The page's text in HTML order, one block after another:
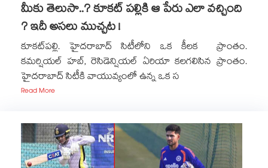
మీకు తెలుసా..? కూకట్ పల్లికి ఆ పేరు ఎలా వచ్చింది
? ఇదీ అసలు ముచ్చట !
కూకట్‌పల్లి. హైదరాబాద్ సిటీలోని ఒక కీలక ప్రాంతం.
కమర్షియల్ హబ్, రెసిడెన్షియల్ ఏరియా కలగలిసిన ప్రాంతం.
హైదరాబాద్ సిటీకి వాయువ్యంలో ఉన్న ఒక స
Read More